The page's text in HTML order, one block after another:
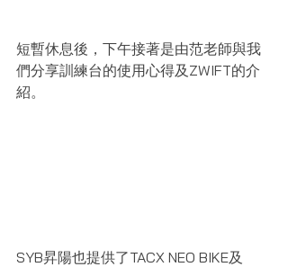
短暫休息後，下午接著是由范老師與我
們分享訓練台的使用心得及ZWIFT的介
紹。
SYB昇陽也提供了TACX NEO BIKE及